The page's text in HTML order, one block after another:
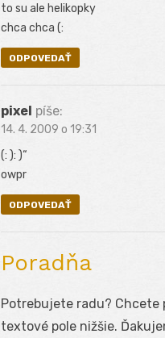
to su ale helikopky
chca chca (:
ODPOVEDAŤ
pixel píše:
14. 4. 2009 o 19:31
(: ): )“
owpr
ODPOVEDAŤ
Poradňa
Potrebujete radu?
textové pole nižšie.